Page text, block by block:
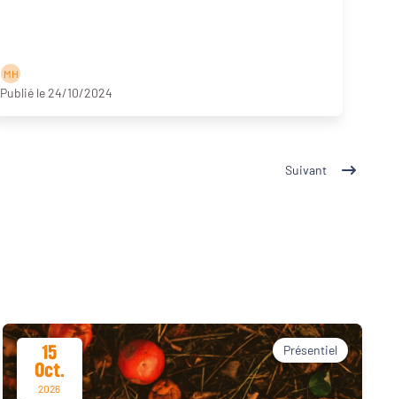
M H
Publié le 24/10/2024
Suivant
15
Oct.
2026
Présentiel